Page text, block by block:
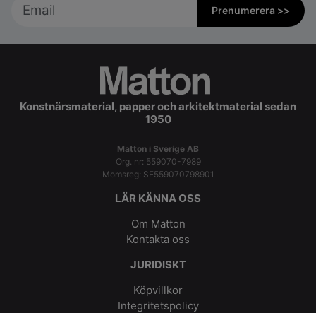
Prenumerera >>
Konstnärsmaterial, papper och arkitektmaterial sedan
1950
Matton i Sverige AB
Org. nr: 559070-7989
Momsreg: SE559070798901
LÄR KÄNNA OSS
Om Matton
Kontakta oss
JURIDISKT
Köpvillkor
Integritetspolicy